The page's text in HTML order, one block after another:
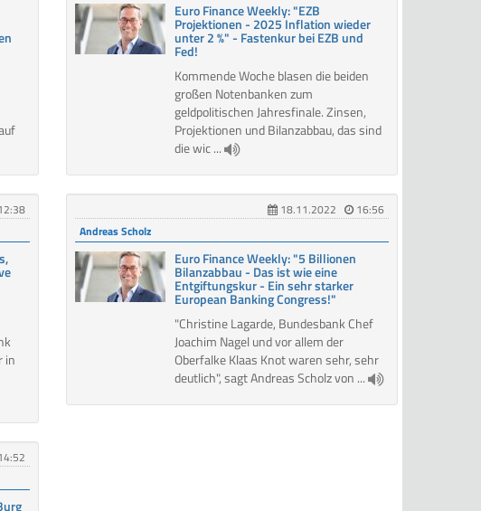
Euro Finance Weekly: "EZB
Projektionen - 2025 Inflation wieder
unter 2 %" - Fastenkur bei EZB und
Fed!
Kommende Woche blasen die beiden
großen Notenbanken zum
geldpolitischen Jahresfinale. Zinsen,
Projektionen und Bilanzabbau, das sind
die wic ...
in
18.11.2022
16:56
Andreas Scholz
Euro Finance Weekly: "5 Billionen
Bilanzabbau - Das ist wie eine
Entgiftungskur - Ein sehr starker
European Banking Congress!"
"Christine Lagarde, Bundesbank Chef
Joachim Nagel und vor allem der
Oberfalke Klaas Knot waren sehr, sehr
deutlich", sagt Andreas Scholz von ...